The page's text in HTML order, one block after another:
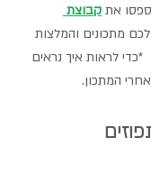
את קבוצת
מתכונים והמלצות
*כדי לראות איך נראים
המתכון.